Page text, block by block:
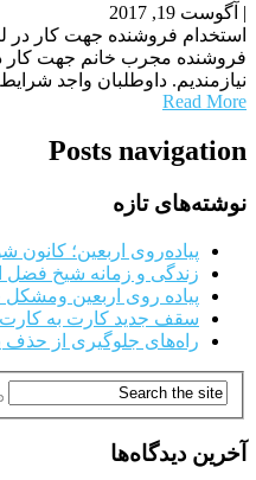
| آگوست 19, 2017
استخدام فروشنده جهت کار در
فروشنده مجرب خانم جهت کار
نیازمندیم. داوطلبان واجد شرایط
Read More
Posts navigation
نوشته‌های تازه
پیاده‌روی اربعین؛ کانون
زندگی و زمانه شیخ فضل
پیاده روی اربعین ومشکل
سقف جدید کارت به کارت
راه‌های جلوگیری از حذف
آخرین دیدگاه‌ها